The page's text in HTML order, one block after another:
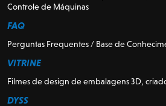
Controle de Máquinas
FAQ
Perguntas Frequentes / Base de
VITRINE
Filmes de design de embalagens 3D,
DYSS